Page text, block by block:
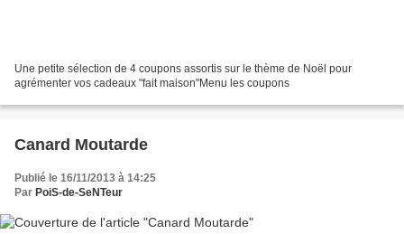
Une petite sélection de 4 coupons assortis sur le thème de Noël pour
agrémenter vos cadeaux "fait maison"Menu les coupons
Canard Moutarde
Publié le 16/11/2013 à 14:25
Par PoiS-de-SeNTeur